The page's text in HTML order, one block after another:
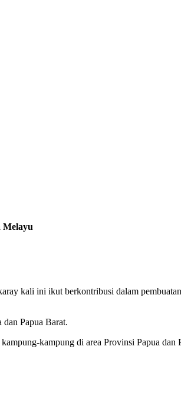
Melayu
kali ini ikut berkontribusi dalam
Papua Barat.
kampung di area Provinsi Papua dan